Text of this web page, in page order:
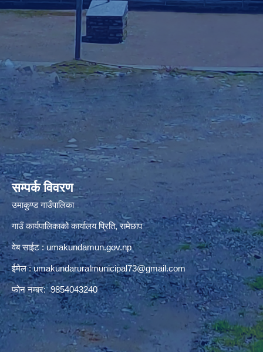
premium bootstrap themes
सम्पर्क विवरण
उमाकुण्ड गाउँपालिका
गाउँ कार्यपालिकाको कार्यालय प्रिति, रामेछाप
वेब साईट : umakundamun.gov.np
ईमेल :umakundaruralmunicipal73@gmail.com
फोन नम्बर: 9854043240